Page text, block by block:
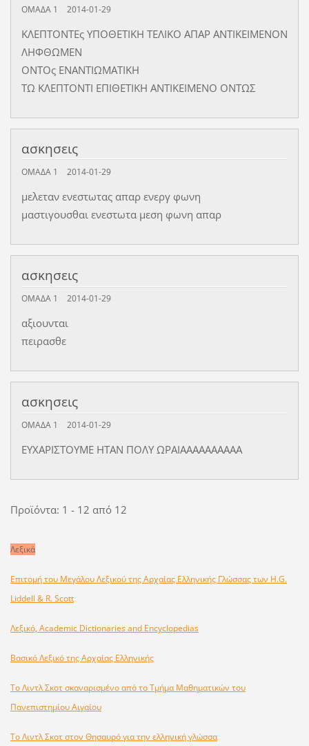
ΟΜΑΔΑ 1 2014-01-29
ΚΛΕΠΤΟΝΤΕς ΥΠΟΘΕΤΙΚΗ ΤΕΛΙΚΟ ΑΠΑΡ ΑΝΤΙΚΕΙΜΕΝΟΝ
ΛΗΦΘΩΜΕΝ
ΟΝΤΟς ΕΝΑΝΤΙΩΜΑΤΙΚΗ
ΤΩ ΚΛΕΠΤΟΝΤΙ ΕΠΙΘΕΤΙΚΗ ΑΝΤΙΚΕΙΜΕΝΟ ΟΝΤΩΣ
ασκησεις
ΟΜΑΔΑ 1 2014-01-29
μελεταν ενεστωτας απαρ ενεργ φωνη
μαστιγουσθαι ενεστωτα μεση φωνη απαρ
ασκησεις
ΟΜΑΔΑ 1 2014-01-29
αξιουνται
πειρασθε
ασκησεις
ΟΜΑΔΑ 1 2014-01-29
ΕΥΧΑΡΙΣΤΟΥΜΕ ΗΤΑΝ ΠΟΛΥ ΩΡΑΙΑΑΑΑΑΑΑΑΑΑ
Προϊόντα: 1 - 12 από 12
Λεξικά
Επιτομή του Μεγάλου Λεξικού της Αρχαίας Ελληνικής Γλώσσας των H.G.
Liddell & R. Scott
Λεξικό, Academic Dictionaries and Encyclopedias
Βασικό Λεξικό της Αρχαίας Ελληνικής
Το Λιντλ Σκοτ σκαναρισμένο από το Τμήμα Μαθηματικών του
Πανεπιστημίου Αιγαίου
Το Λιντλ Σκοτ στον Θησαυρό για την ελληνική γλώσσα